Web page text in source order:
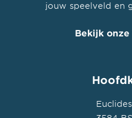
jouw speelveld en
Bekijk